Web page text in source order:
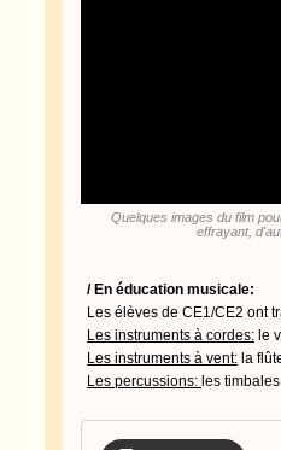
Quelques images du film
effrayant,
/ En éducation musicale:
Les élèves de CE1/CE2 ont
Les instruments à cordes: le
Les instruments à vent: la
Les percussions: les timbales